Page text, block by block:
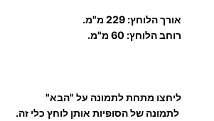
אורך הלוחץ:229 מ"מ.
רוחב הלוחץ: 60 מ"מ.
ליחצו מתחת לתמונה על "הבא"
לתמונה של הסופיות אותן לוחץ כלי זה.